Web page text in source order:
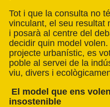
Tot i que la consulta no
vinculant, el seu resultat
i posarà al centre del
decidir quin model
projecte urbanístic, es
poble al servei de la
viu, divers i
El model que ens
insostenible